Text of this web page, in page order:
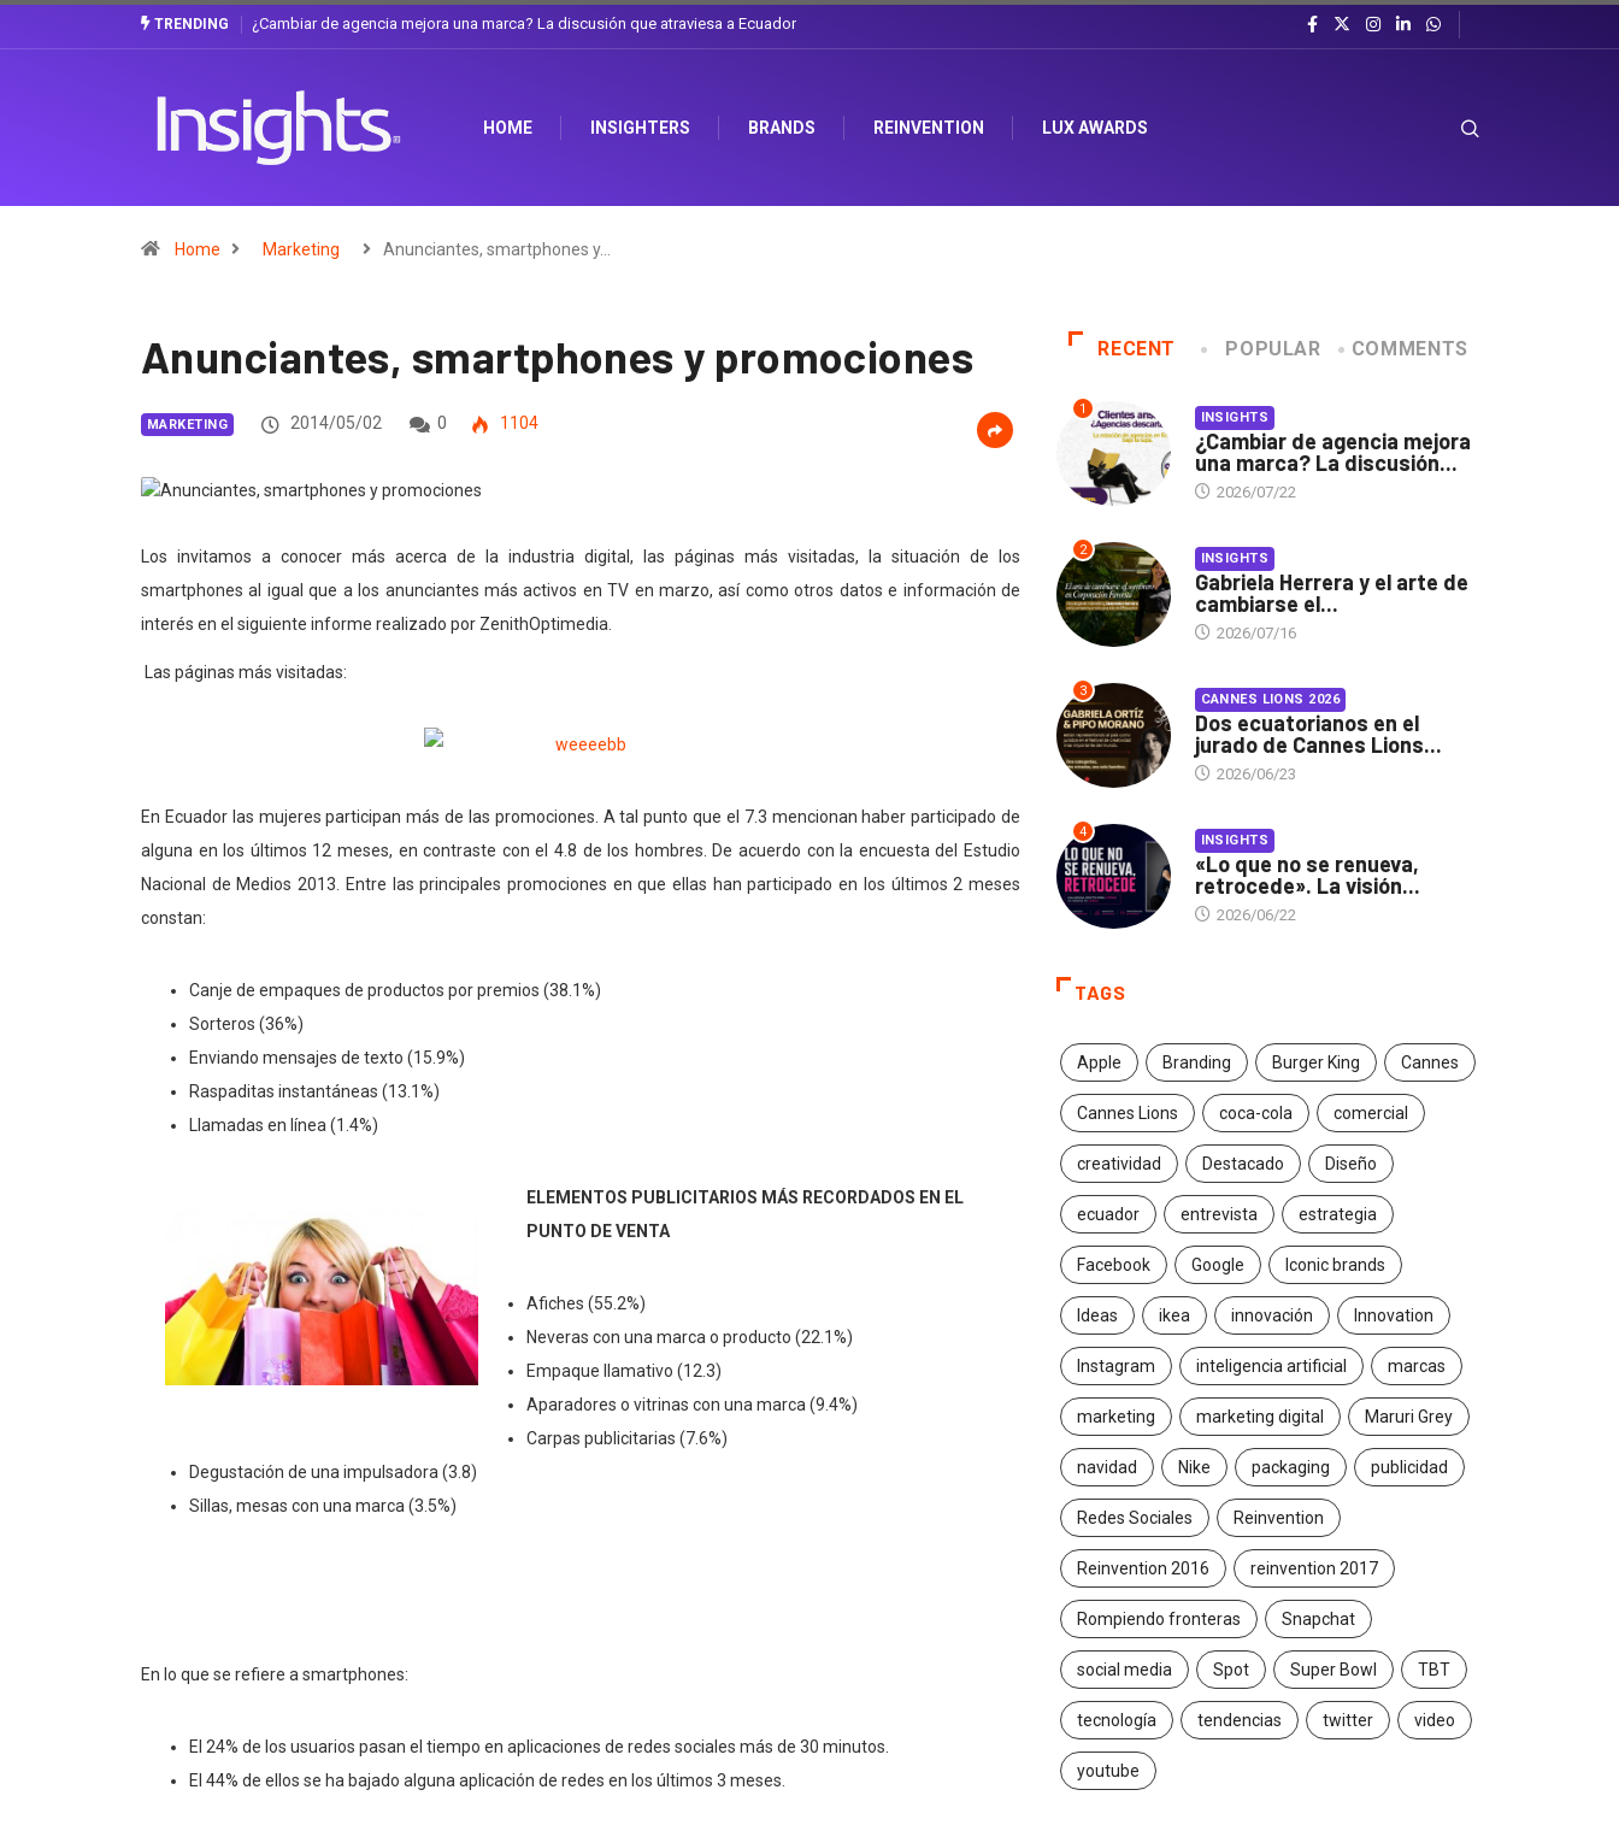
TRENDING
La discusión que atraviesa a EcuadorGabriela Herrera y el arte de cambiarse el sombrero en Corporación Favorita
HOME INSIGHTERS BRANDS REINVENTION LUX AWARDS
Home Marketing Anunciantes, smartphones y…
Anunciantes, smartphones y promociones
MARKETING 2014/05/02 0 1104
Los invitamos a conocer más acerca de la industria digital, las páginas más visitadas, la situación de los
smartphones al igual que a los anunciantes más activos en TV en marzo, así como otros datos e información de
interés en el siguiente informe realizado por ZenithOptimedia.
Las páginas más visitadas:
En Ecuador las mujeres participan más de las promociones. A tal punto que el 7.3 mencionan haber participado de
alguna en los últimos 12 meses, en contraste con el 4.8 de los hombres. De acuerdo con la encuesta del Estudio
Nacional de Medios 2013. Entre las principales promociones en que ellas han participado en los últimos 2 meses
constan:
Canje de empaques de productos por premios (38.1%)
Sorteros (36%)
Enviando mensajes de texto (15.9%)
Raspaditas instantáneas (13.1%)
Llamadas en línea (1.4%)
ELEMENTOS PUBLICITARIOS MÁS RECORDADOS EN EL
PUNTO DE VENTA
Afiches (55.2%)
Neveras con una marca o producto (22.1%)
Empaque llamativo (12.3)
Aparadores o vitrinas con una marca (9.4%)
Carpas publicitarias (7.6%)
Degustación de una impulsadora (3.8)
Sillas, mesas con una marca (3.5%)
En lo que se refiere a smartphones:
El 24% de los usuarios pasan el tiempo en aplicaciones de redes sociales más de 30 minutos.
El 44% de ellos se ha bajado alguna aplicación de redes en los últimos 3 meses.
RECENT POPULAR COMMENTS
1 INSIGHTS
¿Cambiar de agencia mejora
una marca? La discusión...
2026/07/22
2 INSIGHTS
Gabriela Herrera y el arte de
cambiarse el...
2026/07/16
3 CANNES LIONS 2026
Dos ecuatorianos en el
jurado de Cannes Lions...
2026/06/23
4 INSIGHTS
«Lo que no se renueva,
retrocede». La visión...
2026/06/22
TAGS
Apple Branding Burger King Cannes
Cannes Lions coca-cola comercial
creatividad Destacado Diseño
ecuador entrevista estrategia
Facebook Google Iconic brands
Ideas ikea innovación Innovation
Instagram inteligencia artificial marcas
marketing marketing digital Maruri Grey
navidad Nike packaging publicidad
Redes Sociales Reinvention
Reinvention 2016 reinvention 2017
Rompiendo fronteras Snapchat
social media Spot Super Bowl TBT
tecnología tendencias twitter video
youtube